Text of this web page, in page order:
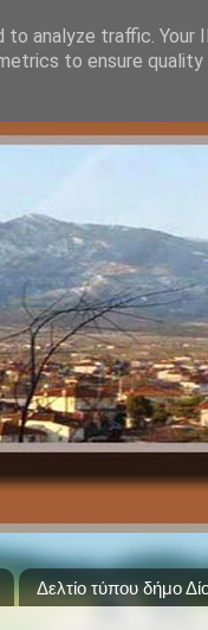
Δελτίο τύπου δήμο
analyze traffic. Your
to ensure